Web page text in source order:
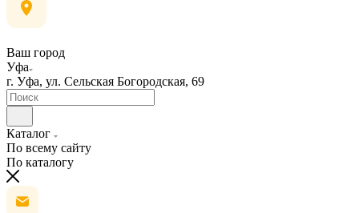
Ваш город
Уфа
г. Уфа, ул. Сельская Богородская, 69
Каталог
По всему сайту
По каталогу